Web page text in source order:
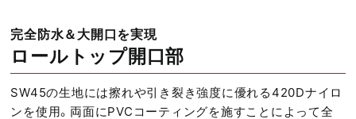
完全防水＆大開口を実現
ロールトップ開口部
SW45の生地には擦れや引き裂き強度に優れる420Dナイロ
ンを使用。両面にPVCコーティングを施すことによって全